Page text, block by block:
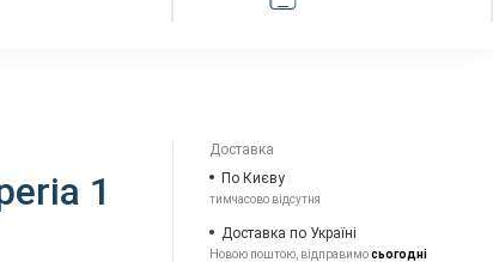
1
Доставка
По Києву
тимчасово відсутня
Доставка по Україні
Новою поштою, відправимосьогодні